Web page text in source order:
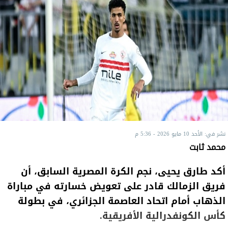
نشر في: الأحد 10 مايو 2026 - 5:36 م
محمد ثابت
أكد طارق يحيى، نجم الكرة المصرية السابق، أن
فريق الزمالك قادر على تعويض خسارته في مباراة
الذهاب أمام اتحاد العاصمة الجزائري، في بطولة
كأس الكونفدرالية الأفريقية.